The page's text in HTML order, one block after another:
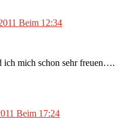
Beim 12:34
ich mich schon sehr freuen….
Beim 17:24